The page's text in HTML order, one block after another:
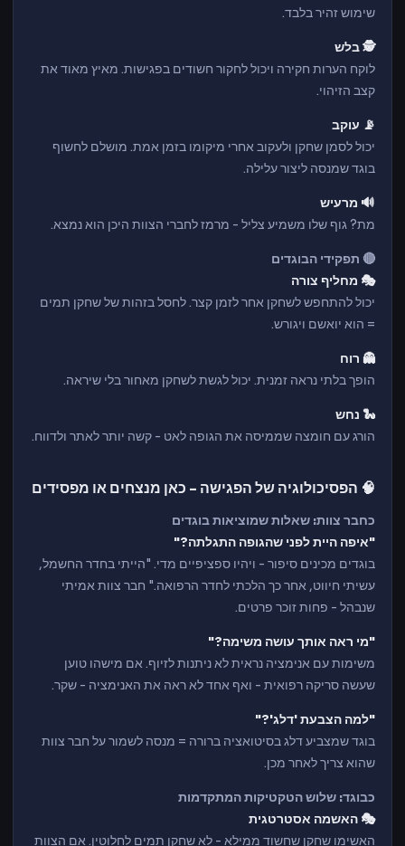
שימוש זהיר בלבד.
🕵️ בלש
לוקח הערות חקירה ויכול לחקור חשודים בפגישות. מאיץ מאוד את
קצב הזיהוי.
📡 עוקב
יכול לסמן שחקן ולעקוב אחרי מיקומו בזמן אמת. מושלם לחשוף
בוגד שמנסה ליצור עלילה.
🔊 מרעיש
מת? גוף שלו משמיע צליל - מרמז לחברי הצוות היכן הוא נמצא.
🔴 תפקידי הבוגדים
🎭 מחליף צורה
יכול להתחפש לשחקן אחר לזמן קצר. לחסל בזהות של שחקן תמים
= הוא יואשם ויגורש.
👻 רוח
הופך בלתי נראה זמנית. יכול לגשת לשחקן מאחור בלי שיראה.
🐍 נחש
הורג עם חומצה שממיסה את הגופה לאט - קשה יותר לאתר ולדווח.
🧠 הפסיכולוגיה של הפגישה - כאן מנצחים או מפסידים
כחבר צוות: שאלות שמוציאות בוגדים
"איפה היית לפני שהגופה התגלתה?"
בוגדים מכינים סיפור - ויהיו ספציפיים מדי. "הייתי בחדר החשמל,
עשיתי חיווט, אחר כך הלכתי לחדר הרפואה." חבר צוות אמיתי
שנבהל - פחות זוכר פרטים.
"מי ראה אותך עושה משימה?"
משימות עם אנימציה נראית לא ניתנות לזיוף. אם מישהו טוען
שעשה סריקה רפואית - ואף אחד לא ראה את האנימציה - שקר.
"למה הצבעת 'דלג'?"
בוגד שמצביע דלג בסיטואציה ברורה = מנסה לשמור על חבר צוות
שהוא צריך לאחר מכן.
כבוגד: שלוש הטקטיקות המתקדמות
🎭 האשמה אסטרטגית
האשימו שחקן שחשוד ממילא - לא שחקן תמים לחלוטין. אם הצוות